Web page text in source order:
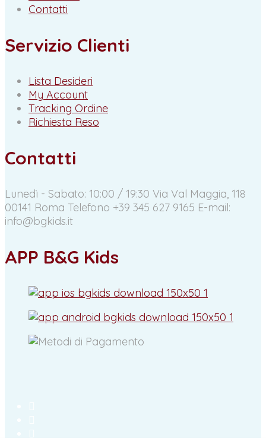
Contatti
Servizio Clienti
Lista Desideri
My Account
Tracking Ordine
Richiesta Reso
Contatti
Lunedì - Sabato: 10:00 / 19:30 Via Val Maggia, 118
00141 Roma Telefono +39 345 627 9165 E-mail:
info@bgkids.it
APP B&G Kids